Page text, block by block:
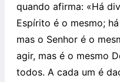
quando afirma: «Há
Espírito é o mesmo;
mas o Senhor é o
agir, mas é o mesmo
todos. A cada um é